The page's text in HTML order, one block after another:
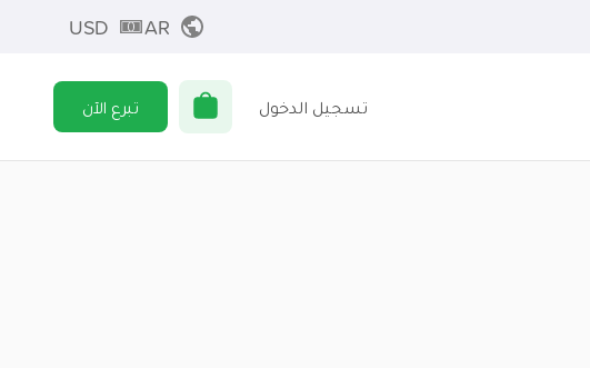
AR
USD
تسجيل الدخول تبرع الآن